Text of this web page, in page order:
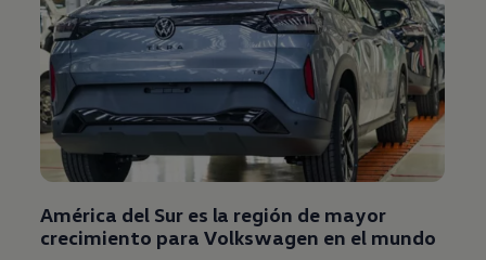
América del Sur es la región de mayor
crecimiento para Volkswagen en el mundo